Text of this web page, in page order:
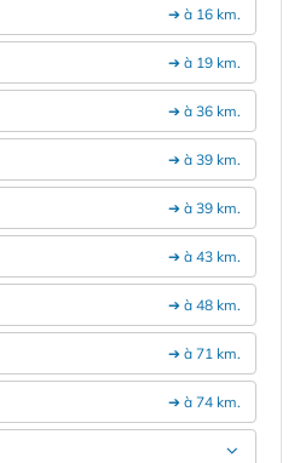
➔ à 16 km.
➔ à 19 km.
➔ à 36 km.
➔ à 39 km.
➔ à 39 km.
➔ à 43 km.
➔ à 48 km.
➔ à 71 km.
➔ à 74 km.